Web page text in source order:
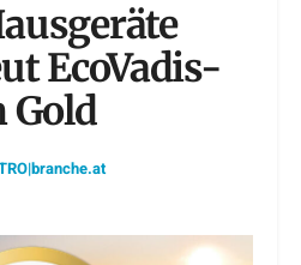
EcoVadis-
Gold